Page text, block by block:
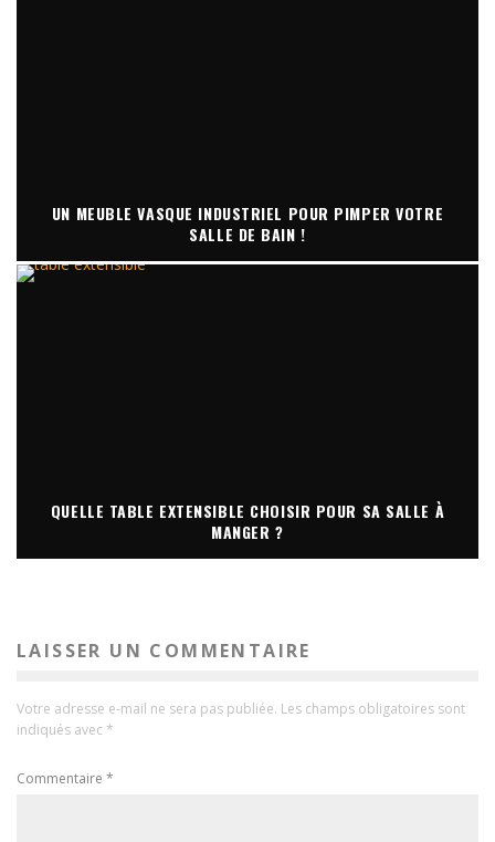
UN MEUBLE VASQUE INDUSTRIEL POUR PIMPER VOTRE
SALLE DE BAIN !
QUELLE TABLE EXTENSIBLE CHOISIR POUR SA SALLE À
MANGER ?
LAISSER UN COMMENTAIRE
Votre adresse e-mail ne sera pas publiée. Les champs obligatoires sont
indiqués avec *
Commentaire *